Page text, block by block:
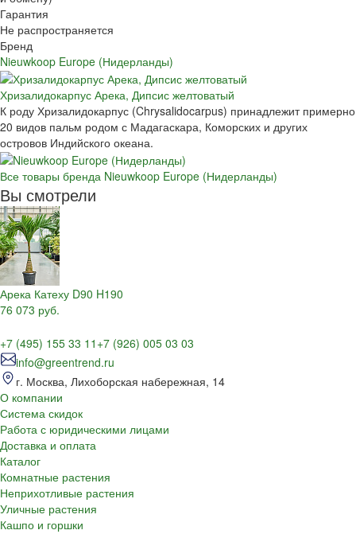
Гарантия
Не распространяется
Бренд
Nieuwkoop Europe (Нидерланды)
Хризалидокарпус Арека, Дипсис желтоватый
К роду Хризалидокарпус (Chrysalidocarpus) принадлежит примерно
20 видов пальм родом с Мадагаскара, Коморских и других
островов Индийского океана.
Все товары бренда Nieuwkoop Europe (Нидерланды)
Вы смотрели
Арека Катеху D90 H190
76 073 руб.
+7 (495) 155 33 11 +7 (926) 005 03 03
info@greentrend.ru
г. Москва, Лихоборская набережная, 14
О компании
Система скидок
Работа с юридическими лицами
Доставка и оплата
Каталог
Комнатные растения
Неприхотливые растения
Уличные растения
Кашпо и горшки